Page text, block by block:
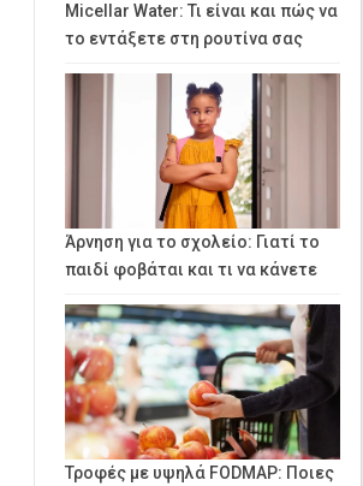
Micellar Water: Τι είναι και πώς να
το εντάξετε στη ρουτίνα σας
Άρνηση για το σχολείο: Γιατί το
παιδί φοβάται και τι να κάνετε
Τροφές με υψηλά FODMAP: Ποιες